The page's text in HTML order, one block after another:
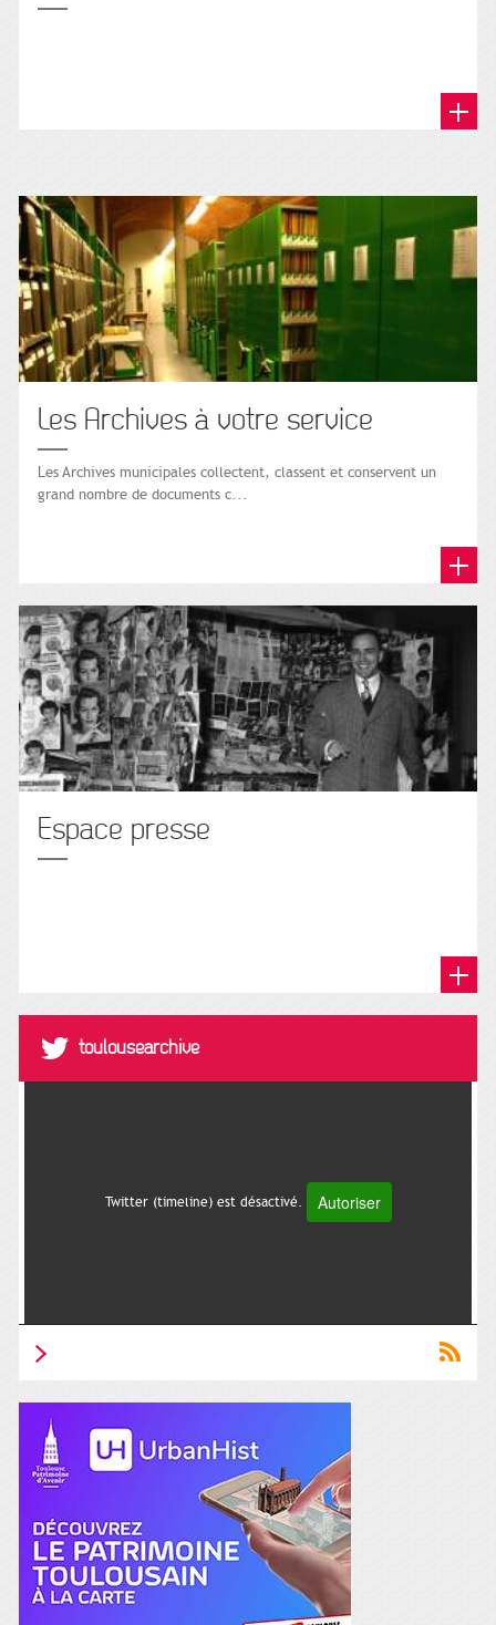
Les Archives à votre service
Les Archives municipales collectent, classent et conservent un
grand nombre de documents c...
Espace presse
@toulousearchive
Twitter (timeline) est désactivé. Autoriser